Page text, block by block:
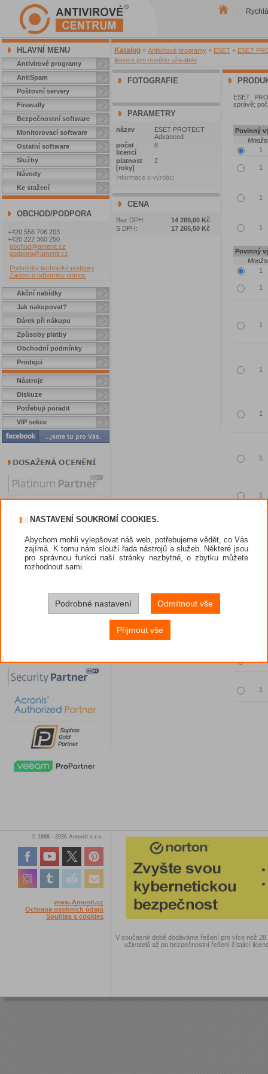
HLAVNÍ MENU
Antivirové programy
AntiSpam
Poštovní servery
Firewally
Bezpečnostní software
Monitorovací software
Ostatní software
Služby
Návody
Ke stažení
OBCHOD/PODPORA
+420 556 706 203
+420 222 360 250
obchod@amenit.cz
podpora@amenit.cz
Podmínky technické podpory
Žádost o odbornou pomoc
Akční nabídky
Jak nakupovat?
Dárek při nákupu
Způsoby platby
Obchodní podmínky
Prodejci
Nástroje
Diskuze
Potřebuji poradit
VIP sekce
Katalog » Antivirové programy » ESET » ESET
licence pro nového uživatele
FOTOGRAFIE
PARAMETRY
název
ESET PROTECT
Advanced
počet
licencí
8
platnost
[roky]
2
Informace o výrobci
CENA
Bez DPH:
14 269,00 Kč
S DPH:
17 265,50 Kč
ESET
správě;
Povinný
Povinný
© 1998 - 2026 Amenit s.r.o.
www.Amenit.cz
Ochrana osobních údajů
Souhlas s cookies
V současné době dodáváme řešení pro více než
uživatelů až po bezpečnostní řešení čítající
NASTAVENÍ SOUKROMÍ COOKIES.
Abychom mohli vylepšovat náš web, potřebujeme vědět, co Vás
zajímá. K tomu nám slouží řada nástrojů a služeb. Některé jsou
pro správnou funkci naší stránky nezbytné, o zbytku můžete
rozhodnout sami.
Podrobné nastavení Odmítnout vše
Přijmout vše